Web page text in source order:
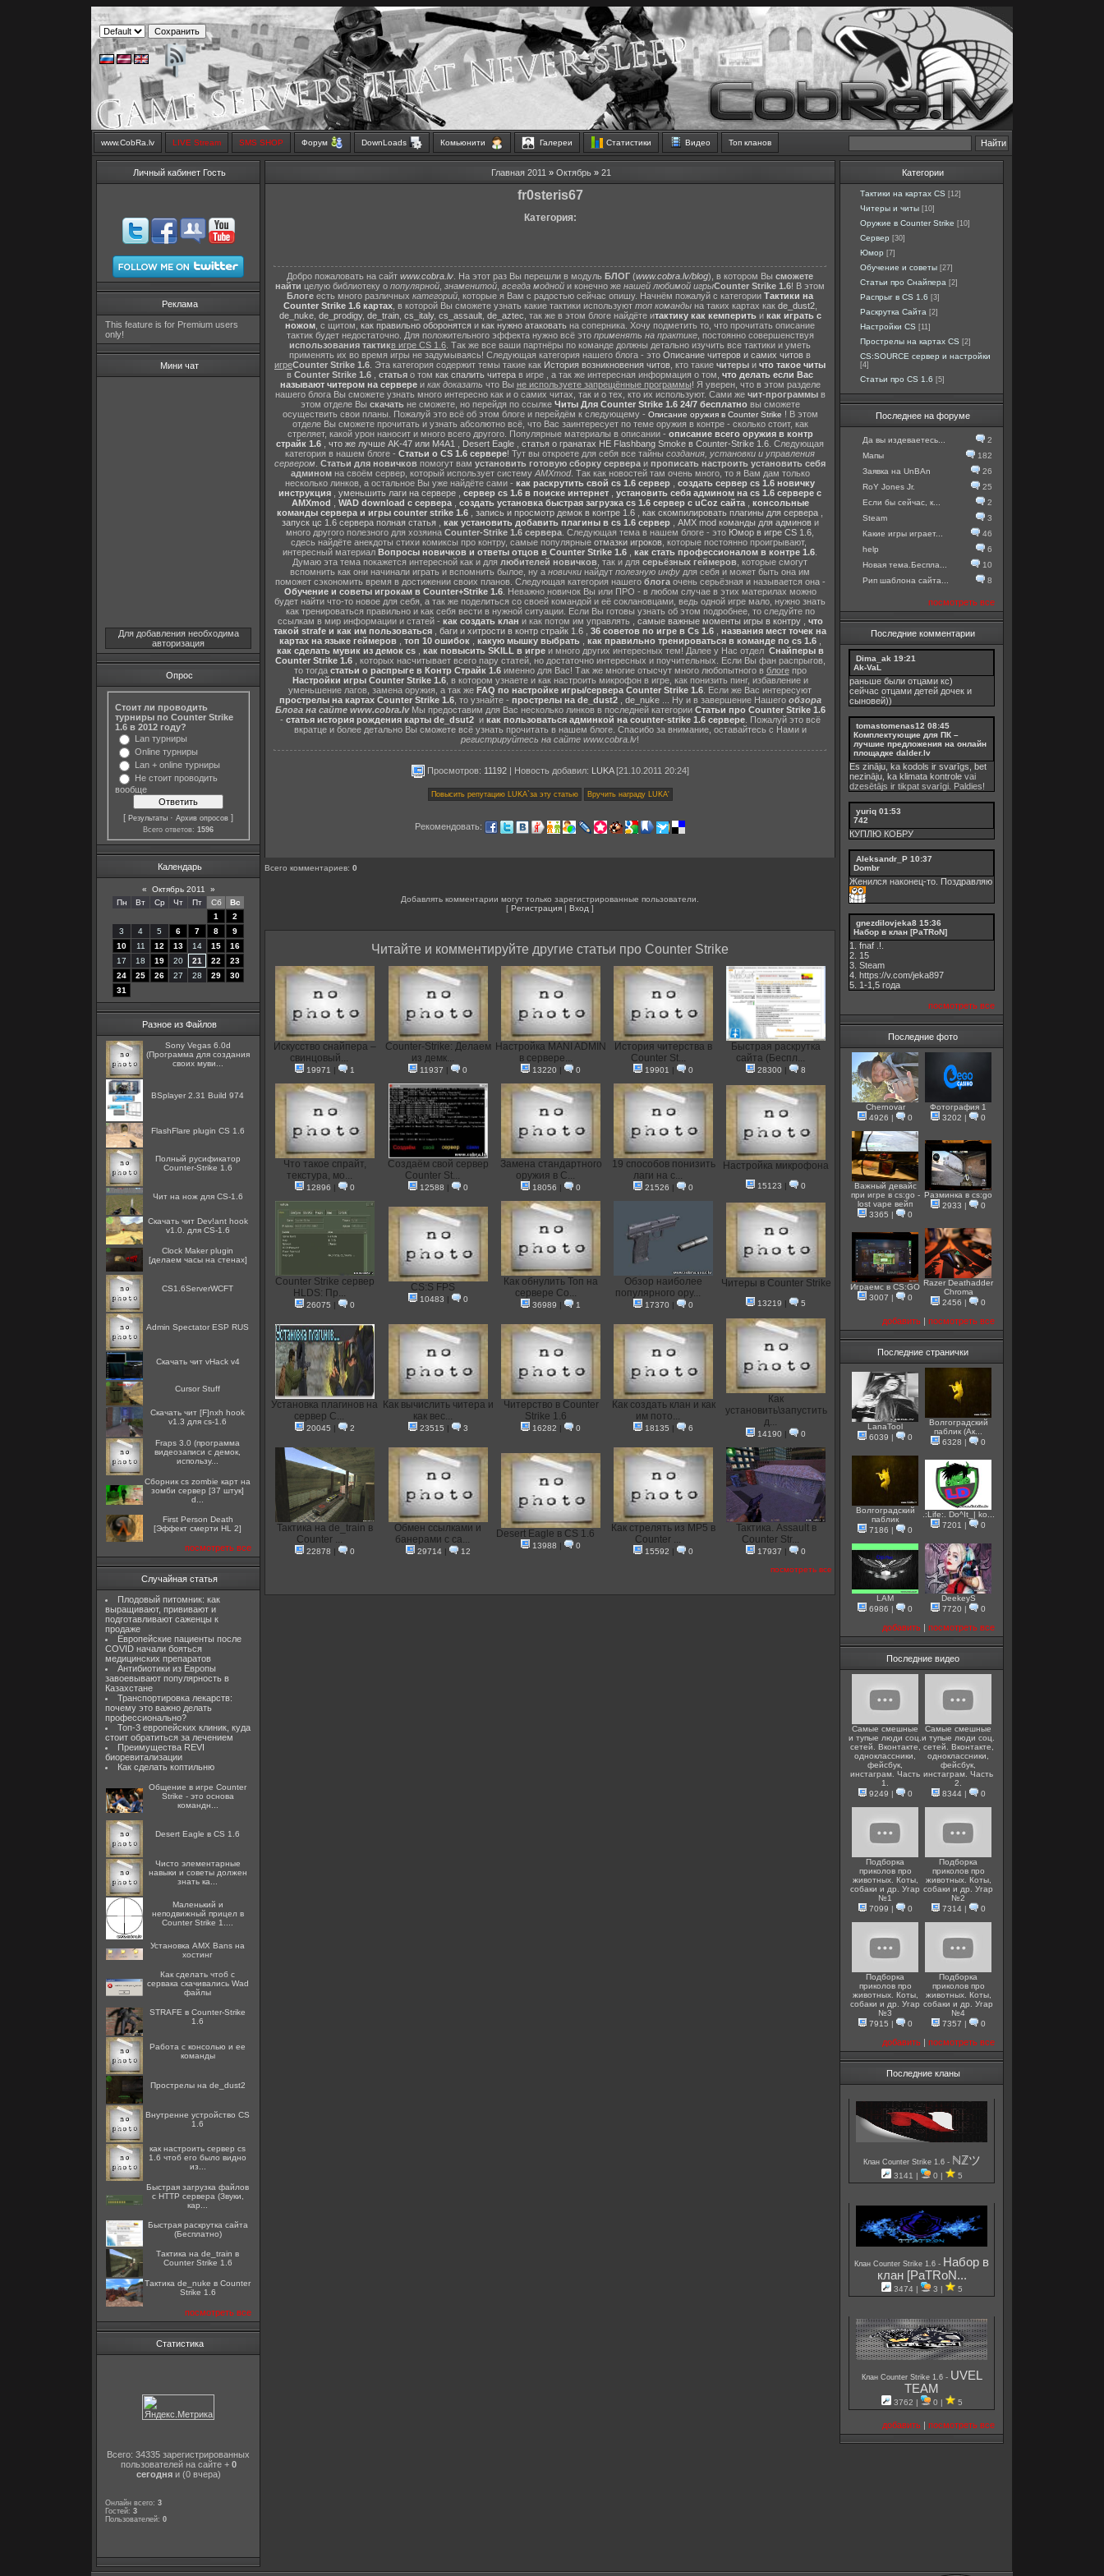
www.CobRa.lv LIVE Stream SMS SHOP Форум DownLoads Комьюнити Галереи Статистики Видео Топ кланов
Личный кабинет Гость
Реклама
This feature is for Premium users
only!
Мини чат
Для добавления необходима
авторизация
Опрос
Стоит ли проводить
турниры по Counter Strike
1.6 в 2012 году?
Lan турниры
Online турниры
Lan + online турниры
Не стоит проводить
вообще
[ Результаты · Архив опросов ]
Всего ответов: 1596
Календарь
« Октябрь 2011
»
Пн
Вт Ср Чт Пт Сб
Вс
1
2
3
4 5 6 7 8
9
10
11 12 13 14 15
16
17
18 19 20 21 22
23
24
25 26 27 28 29
30
31
Разное из Файлов
Sony Vegas 6.0d
(Программа для создания
своих муви...
BSplayer 2.31 Build 974
FlashFlare plugin CS 1.6
Полный русификатор
Counter-Strike 1.6
Чит на нож для CS-1.6
Скачать чит Dev!ant hook
v1.0. для CS-1.6
Clock Maker plugin
[делаем часы на стенах]
CS1.6ServerWCFT
Admin Spectator ESP RUS
Скачать чит vHack v4
Cursor Stuff
Скачать чит [F]nxh hook
v1.3 для cs-1.6
Fraps 3.0 (программа
видеозаписи с демок,
использу...
Сборник cs zombie карт на
зомби сервер [37 штук]
d...
First Person Death
[Эффект смерти HL 2]
посмотреть все
Случайная статья
Плодовый питомник: как
выращивают, прививают и
подготавливают саженцы к
продаже
Европейские пациенты после
COVID начали бояться
медицинских препаратов
Антибиотики из Европы
завоевывают популярность в
Казахстане
Транспортировка лекарств:
почему это важно делать
профессионально?
Топ-3 европейских клиник, куда
стоит обратиться за лечением
Преимущества REVI
биоревитализации
Как сделать коптильню
Общение в игре Counter
Strike - это основа
командн...
Desert Eagle в CS 1.6
Чисто элементарные
навыки и советы должен
знать ка...
Маленький и
неподвижный прицел в
Counter Strike 1....
Установка AMX Bans на
хостинг
Как сделать чтоб с
сервака скачивались Wad
файлы
STRAFE в Counter-Strike
1.6
Работа с консолью и ее
команды
Прострелы на de_dust2
Внутренне устройство CS
1.6
как настроить сервер cs
1.6 чтоб его было видно
из...
Быстрая загрузка файлов
с HTTP сервера (Звуки,
кар...
Быстрая раскрутка сайта
(Бесплатно)
Тактика на de_train в
Counter Strike 1.6
Тактика de_nuke в Counter
Strike 1.6
посмотреть все
Статистика
Всего: 34335 зарегистрированных
пользователей на сайте + 0
сегодняи (0 вчера)
Онлайн всего: 3
Гостей: 3
Пользователей: 0
Главная 2011 » Октябрь » 21
fr0steris67
Категория:
Добро пожаловать на сайт www.cobra.lv . На этот раз Вы перешли в модуль БЛОГ (www.cobra.lv/blog), в котором Вы сможете
найти целую библиотеку о популярной знаменитой всегда модной и конечно же нашей любимой игрыCounter Strike 1.6! В этом
Блоге есть много различных категорий , которые я Вам с радостью сейчас опишу. Начнём пожалуй с категории Тактики на
Counter Strike 1.6 картах, в которой Вы сможете узнать какие тактики используют топ командына таких картах как de_dust2,
de_nuke, de_prodigy, de_train, cs_italy, cs_assault, de_aztec , так же в этом блоге найдёте итактику как кемперитьи как играть с
ножом , с щитом, как правильно оборонятся и как нужно атаковать на соперника. Хочу подметить то, что прочитать описание
тактик будет недостаточно. Для положительного эффекта нужно всё это применять на практике, постоянно совершенствуя
использования тактикв игре CS 1.6 . Так же все ваши партнёры по команде должны детально изучить все тактики и уметь
применять их во время игры не задумываясь! Следующая категория нашего блога - это Описание читеров и самих читов в
игреCounter Strike 1.6 . Эта категория содержит темы такие как История возникновения читов , кто такие читеры и что такое читы
в Counter Strike 1.6 статья о том как спалить читера в игре , а так же интересная информация о том, что делать если Вас
называют читером на сервереи как доказать что Вы не используете запрещённые программы! Я уверен, что в этом разделе
нашего блога Вы сможете узнать много интересно как и о самих читах, так и о тех, кто их используют. Сами же чит-программыв
этом отделе Вы скачатьне сможете, но перейдя по ссылке Читы Для Counter Strike 1.6 24/7 бесплатновы сможете
осуществить свои планы. Пожалуй это всё об этом блоге и перейдём к следующему - Описание оружия в Counter Strike ! В этом
отделе Вы сможете прочитать и узнать абсолютно всё, что Вас заинтересует по теме оружия в контре - сколько стоит, как
стреляет, какой урон наносит и много всего другого. Популярные материалы в описании - описание всего оружия в контр
страйк 1.6
что же лучше AK-47 или M4A1 Desert Eagle статья о гранатах HE Flashbang Smoke в Counter-Strike 1.6 . Следующая
категория в нашем блоге - Статьи о CS 1.6 сервере! Тут вы откроете для себя все тайны создания, установки и управления
сервером Статьи для новичков помогут вам установить готовую сборку сервера и прописать настроить установить себя
админомна своём сервер, который использует систему AMXmod. Так как новостей там очень много, то я Вам дам только
несколько линков, а остальное Вы уже найдёте сами - как раскрутить свой cs 1.6 сервер
создать сервер cs 1.6 новичку
инструкция
уменьшить лаги на сервере сервер cs 1.6 в поиске интернет
установить себя админом на cs 1.6 сервере с
AMXmod
WAD download с сервера, создать установка быстрая загрузка cs 1.6 сервер с uCoz сайта, консольные
команды сервера и игры counter strike 1.6
запись и просмотр демок в контре 1.6 как скомпилировать плагины для сервера
запуск цс 1.6 сервера полная статья, как установить добавить плагины в cs 1.6 сервер, AMX mod команды для админови
много другого полезного для хозяина Counter-Strike 1.6 сервера . Следующая тема в нашем блоге - это Юмор в игре CS 1.6
сдесь найдёте анекдоты стихи комиксы про контру, самые популярные отмазки игроков , которые постоянно проигрывают,
интересный материал Вопросы новичков и ответы отцов в Counter Strike 1.6 как стать профессионалом в контре 1.6
Думаю эта тема покажется интересной как и для любителей новичков , так и для серьёзных геймеров , которые смогут
вспомнить как они начинали играть и вспомнить былое, ну а новички найдут полезную инфу для себя и может быть она им
поможет сэкономить время в достижении своих планов. Следующая категория нашего блогаочень серьёзная и называется она -
Обучение и советы игрокам в Counter+Strike 1.6. Неважно новичок Вы или ПРО - в любом случае в этих материлах можно
будет найти что-то новое для себя, а так же поделиться со своей командой и её соклановцами, ведь одной игре мало, нужно знать
как тренироваться правильно и как себя вести в нужной ситуации. Если Вы готовы узнать об этом подробнее, то следуйте по
ссылкам в мир информации и статей - как создать клан и как потом им управлять , самые важные моменты игры в контру, что
такой strafe и как им пользоваться
баги и хитрости в контр страйк 1.6 36 советов по игре в Cs 1.6
названия мест точек на
картах на языке геймеров, топ 10 ошибок, какую мышку выбрать, как правильно тренироваться в команде по cs 1.6,
как сделать мувик из демок cs, как повысить SKILL в игреи много других интересных тем! Далее у Нас отдел Снайперы в
Counter Strike 1.6, которых насчитывает всего пару статей, но достаточно интересных и поучительных. Если Вы фан распрыгов,
то тогда статьи о распрыге в Контр Страйк 1.6именно для Вас! Так же многие отысчут много любопытного в блогепро
Настройки игры Counter Strike 1.6, в котором узнаете и как настроить микрофон в игре, как понизить пинг, избавление и
уменьшение лагов, замена оружия, а так же FAQ по настройке игры/сервера Counter Strike 1.6 . Если же Вас интересуют
прострелы на картах Counter Strike 1.6, то узнайте - прострелы на de_dust2, de_nuke... Ну и в завершение Нашего обзора
Блога на сайте www.cobra.lvМы предоставим для Вас несколько линков в последней категории Статьи про Counter Strike 1.6
- статья история рождения карты de_dsut2и как пользоваться админкой на counter-strike 1.6 сервере. Пожалуй это всё
вкратце и более детально Вы сможете всё узнать прочитать в нашем блоге. Спасибо за внимание, оставайтесь с Нами и
регистрируйтесь на сайте www.cobra.lv!
Просмотров: 11192| Новость добавил: LUKA[21.10.2011 20:24]
Рекомендовать:
Всего комментариев: 0
Добавлять комментарии могут только зарегистрированные пользователи.
[ Регистрация | Вход ]
Читайте и комментируйте другие статьи про Counter Strike
Искусство снайпера –
свинцовый...
19971 | 1
Counter-Strike: Делаем
из демк...
11937 | 0
Настройка MANI ADMIN
в сервере...
13220 | 0
История читерства в
Counter St...
19901 | 0
Быстрая раскрутка
сайта (Беспл...
28300 | 8
Что такое спрайт,
текстура, мо...
12896 | 0
Создаём свой сервер
Counter St...
12588 | 0
Замена стандартного
оружия в C...
18056 | 0
19 способов понизить
лаги на с...
21526 | 0
Настройка микрофона
15123 | 0
Counter Strike сервер
HLDS: Пр...
26075 | 0
CS:S FPS
10483 | 0
Как обнулить Топ на
сервере Co...
36989 | 1
Обзор наиболее
популярного ору...
17370 | 0
Читеры в Counter Strike
13219 | 5
Установка плагинов на
сервер C...
20045 | 2
Как вычислить читера и
как вес...
23515 | 3
Читерство в Counter
Strike 1.6
16282 | 0
Как создать клан и как
им пото...
18135 | 6
Как
установить\запустить
д...
14190 | 0
Тактика на de_train в
Counter ...
22878 | 0
Oбмен ссылками и
банерами с са...
29714| 12
Desert Eagle в CS 1.6
13988 | 0
Как стрелять из MP5 в
Counter ...
15592 | 0
Тактика. Assault в
Counter Str...
17937 |
0
посмотреть все
Категории
Тактики на картах CS [12]
Читеры и читы [10]
Оружие в Counter Strike [10]
Сервер [30]
Юмор [7]
Обучение и советы [27]
Статьи про Снайпера [2]
Распрыг в CS 1.6 [3]
Раскрутка Сайта [2]
Настройки CS [11]
Прострелы на картах CS [2]
CS:SOURCE сервер и настройки
[4]
Статьи про CS 1.6 [5]
Последнее на форуме
Да вы издеваетесь...
2
Мапы
182
Заявка на UnBAn
26
RoY Jones Jr.
25
Если бы сейчас, к...
2
Steam
3
Какие игры играет...
46
help
6
Новая тема.Беспла...
10
Рип шаблона сайта...
8
посмотреть все
Последние комментарии
Dima_ak 19:21
Ak-VaL
раньше были отцами кс)
сейчас отцами детей дочек и
сыновей))
tomastomenas12 08:45
Комплектующие для ПК –
лучшие предложения на онлайн
площадке dalder.lv
Es zināju, ka kodols ir svarīgs, bet
nezināju, ka klimata kontrole vai
dzesētājs ir tikpat svarīgi. Paldies!
yuriq 01:53
742
КУПЛЮ КОБРУ
Aleksandr_P 10:37
Dombr
Женился наконец-то. Поздравляю
gnezdilovjeka8 15:36
Набор в клан [PaTRoN]
1. fnaf .!.
2. 15
3. Steam
4. https://v.com/jeka897
5. 1-1,5 годa
посмотреть все
Последние фото
Chernovar
4926 | 0
Фотография 1
3202 | 0
Важный девайс
при игре в cs:go -
lost vape вейп
3365 | 0
Разминка в cs:go
2933 | 0
Играемс в CS:GO
3007 | 0
Razer Deathadder
Chroma
2456 | 0
добавить | посмотреть все
Последние странички
LanaTool
6039 | 0
Волгоградский
паблик (Ак...
6328 | 0
Волгоградский
паблик
7186 | 0
.:Life:. Do^It_| ko...
7201 | 0
LAM
6986 | 0
DeekeyS
7720 | 0
добавить | посмотреть все
Последние видео
Самые смешные
и тупые люди соц.
сетей. Вконтакте,
одноклассники,
фейсбук,
инстаграм. Часть
1.
9249 | 0
Самые смешные
и тупые люди соц.
сетей. Вконтакте,
одноклассники,
фейсбук,
инстаграм. Часть
2.
8344| 0
Подборка
приколов про
животных. Коты,
собаки и др. Угар
№1
7099 | 0
Подборка
приколов про
животных. Коты,
собаки и др. Угар
№2
7314| 0
Подборка
приколов про
животных. Коты,
собаки и др. Угар
№3
7915 | 0
Подборка
приколов про
животных. Коты,
собаки и др. Угар
№4
7357 | 0
добавить | посмотреть все
Последние кланы
Клан Counter Strike 1.6 - ℕℤツ
3141 | 0 | 5
Клан Counter Strike 1.6 - Набор в
клан [PaTRoN...
3474 | 3 | 5
Клан Counter Strike 1.6 - UVEL
TEAM
3762 | 0 | 5
добавить | посмотреть все